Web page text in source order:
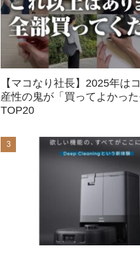
【マコなり社長】2025年は
産性の鬼が「買ってよかった
TOP20